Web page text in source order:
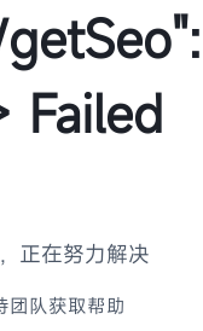
Failed
正在努力解决
团队获取帮助